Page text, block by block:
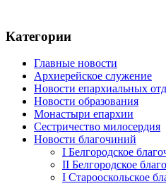
Категории
Главные новости
Архиерейское служение
Новости епархиальных
Новости образования
Монастыри епархии
Сестричество милосердия
Новости благочиний
I Белгородское
II Белгородское
I Старооскольское